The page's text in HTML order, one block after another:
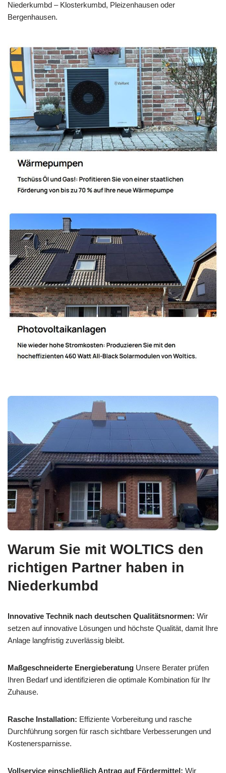
Niederkumbd – Klosterkumbd, Pleizenhausen oder
Bergenhausen.
Warum Sie mit WOLTICS den
richtigen Partner haben in
Niederkumbd
Innovative Technik nach deutschen Qualitätsnormen: Wir
setzen auf innovative Lösungen und höchste Qualität, damit Ihre
Anlage langfristig zuverlässig bleibt.
Maßgeschneiderte Energieberatung Unsere Berater prüfen
Ihren Bedarf und identifizieren die optimale Kombination für Ihr
Zuhause.
Rasche Installation: Effiziente Vorbereitung und rasche
Durchführung sorgen für rasch sichtbare Verbesserungen und
Kostenersparnisse.
Vollservice einschließlich Antrag auf Fördermittel: Wir